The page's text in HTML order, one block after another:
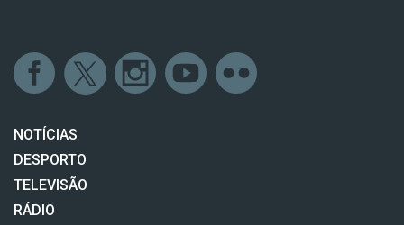
NOTÍCIAS
DESPORTO
TELEVISÃO
RÁDIO